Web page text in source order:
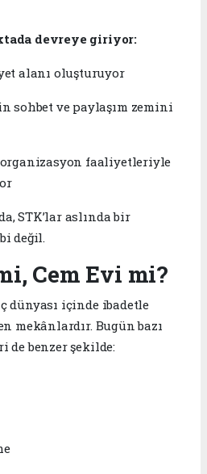
devreye giriyor:
alanı oluşturuyor
sohbet ve paylaşım zemini
faaliyetleriyle
STK’lar aslında bir
değil.
Cem Evi mi?
dünyası içinde ibadetle
mekânlardır. Bugün bazı
de benzer şekilde: